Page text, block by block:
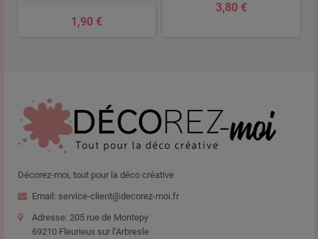
1,90 €
3,80 €
Décorez-moi, tout pour la déco créative
Email: service-client@decorez-moi.fr
Adresse: 205 rue de Montepy
69210 Fleurieux sur l’Arbresle